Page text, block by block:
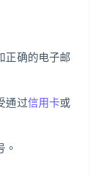
正确的电子邮
通过信用卡或